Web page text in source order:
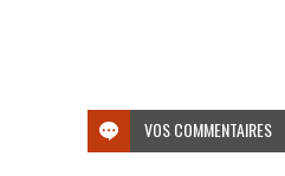
VOS COMMENTAIRES